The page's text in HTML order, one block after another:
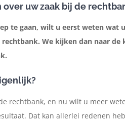
uw zaak bij de
te gaan, wilt u eerst weten wat
We kijken dan naar de
rechtbank, en nu wilt u meer
Dat kan allerlei redenen